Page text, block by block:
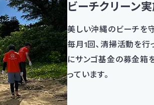
ビーチクリーン
美しい沖縄のビーチを
毎月1回､清掃活動を行
にサンゴ基金の募金箱
っています。